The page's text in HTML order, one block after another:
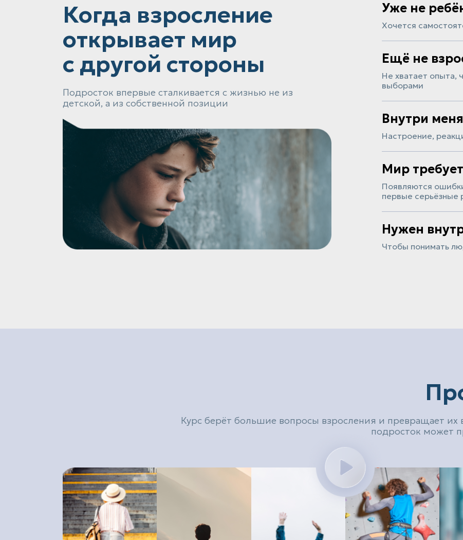
Когда взросление
открывает мир
с другой стороны
Подросток впервые сталкивается с жизнью не из
детской, а из собственной позиции
Уже не
Хочется
Ещё не
Не хватает опыта,
выборами
Внутри
Настроение,
Мир
Появляются
первые серьёзные
Нужен
Чтобы понимать
Курс берёт большие вопросы взросления и превращает их
подросток может